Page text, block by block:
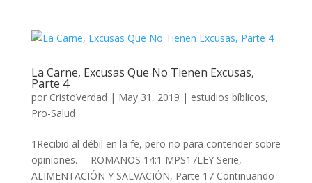
La Carne, Excusas Que No Tienen Excusas,
Parte 4
por CristoVerdad | May 31, 2019 | estudios bíblicos,
Pro-Salud
1Recibid al débil en la fe, pero no para contender sobre
opiniones. —ROMANOS 14:1 MPS17LEY Serie,
ALIMENTACIÓN Y SALVACIÓN, Parte 17 Continuando